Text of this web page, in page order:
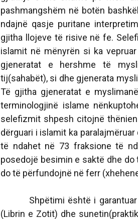
pashmangshëm në botën
ndajnë qasje puritane
gjitha llojeve të risive në fe.
islamit në mënyrën si ka
gjeneratat e hershme të
tij(sahabët), si dhe gjenerata
Të gjitha gjeneratat e
terminologjinë islame
selefizmit shpesh citojnë
dërguari i islamit ka
të ndahet në 73 fraksione të
posedojë besimin e saktë dhe
do të përfundojnë në ferr
Shpëtimi është i garantuar
(Librin e Zotit) dhe